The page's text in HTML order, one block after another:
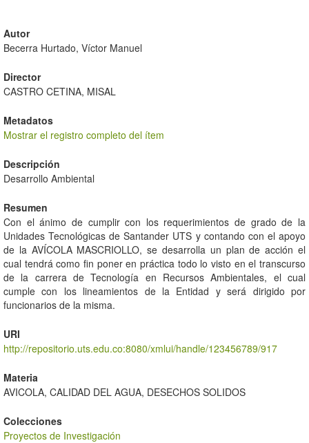
Autor
Becerra Hurtado, Víctor Manuel
Director
CASTRO CETINA, MISAL
Metadatos
Mostrar el registro completo del ítem
Descripción
Desarrollo Ambiental
Resumen
Con el ánimo de cumplir con los requerimientos de grado de la
Unidades Tecnológicas de Santander UTS y contando con el apoyo
de la AVÍCOLA MASCRIOLLO, se desarrolla un plan de acción el
cual tendrá como fin poner en práctica todo lo visto en el transcurso
de la carrera de Tecnología en Recursos Ambientales, el cual
cumple con los lineamientos de la Entidad y será dirigido por
funcionarios de la misma.
URI
http://repositorio.uts.edu.co:8080/xmlui/handle/123456789/917
Materia
AVICOLA, CALIDAD DEL AGUA, DESECHOS SOLIDOS
Colecciones
Proyectos de Investigación